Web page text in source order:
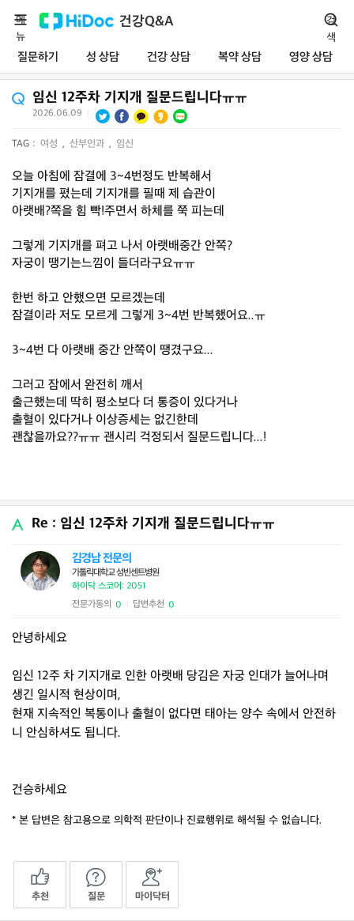
건강Q&A
질문하기 성 상담 건강 상담 복약 상담 영양 상담
메
뉴
검
색
임신 12주차 기지개 질문드립니다ㅠㅠ
2026.06.09
TAG : 여성 , 산부인과 , 임신
오늘 아침에 잠결에 3~4번정도 반복해서
기지개를 폈는데 기지개를 필때 제 습관이
아랫배?쪽을 힘 빡!주면서 하체를 쭉 피는데
그렇게 기지개를 펴고 나서 아랫배중간 안쪽?
자궁이 땡기는느낌이 들더라구요ㅠㅠ
​한번 하고 안했으면 모르겠는데
잠결이라 저도 모르게 그렇게 3~4번 반복했어요..ㅠ
​3~4번 다 아랫배 중간 안쪽이 땡겼구요...
​그러고 잠에서 완전히 깨서
출근했는데 딱히 평소보다 더 통증이 있다거나
출혈이 있다거나 이상증세는 없긴한데
괜찮을까요??ㅠㅠ 괜시리 걱정되서 질문드립니다...!
Re : 임신 12주차 기지개 질문드립니다ㅠㅠ
김경남 전문의
가톨릭대학교 성빈센트병원
하이닥 스코어: 2051
전문가동의 0 답변추천 0
안녕하세요
임신 12주 차 기지개로 인한 아랫배 당김은 자궁 인대가 늘어나며
생긴 일시적 현상이며,
현재 지속적인 복통이나 출혈이 없다면 태아는 양수 속에서 안전하
니 안심하셔도 됩니다.
건승하세요
* 본 답변은 참고용으로 의학적 판단이나 진료행위로 해석될 수 없습니다.
추천 질문 마이닥터